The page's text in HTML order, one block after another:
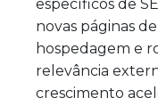
específicos de
novas páginas
hospedagem e
relevância
crescimento